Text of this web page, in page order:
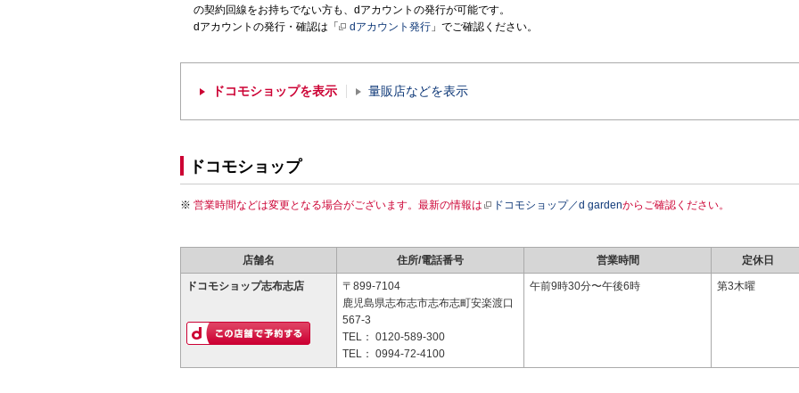
の契約回線をお持ちでない方も、dアカウントの発行が可能です。
dアカウントの発行・確認は「
dアカウント発行 」でご確認ください。
ドコモショップを表示 量販店などを表示
ドコモショップ
営業時間などは変更となる場合がございます。最新の情報は ドコモショップ／d gardenからご確認ください。
店舗名 住所/電話番号 営業時間 定休日
ドコモショップ志布志店
〒899-7104
鹿児島県志布志市志布志町安楽渡口
567-3
TEL： 0120-589-300
TEL： 0994-72-4100
午前9時30分〜午後6時 第3木曜